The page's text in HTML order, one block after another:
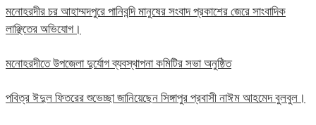
মনোহরদীর চর আহাম্মদপুরে পানিবন্দি মানুষের সংবাদ প্রকাশের জেরে সাংবাদিক
লাঞ্ছিতের অভিযোগ।
মনোহরদীতে উপজেলা দুর্যোগ ব্যবস্থাপনা কমিটির সভা অনুষ্ঠিত
পবিত্র ঈদুল ফিতরের শুভেচ্ছা জানিয়েছেন সিঙ্গাপুর প্রবাসী নাঈম আহমেদ বুলবুল।